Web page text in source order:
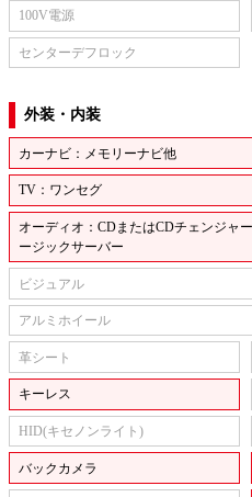
100V電源
センターデフロック
外装・内装
カーナビ：メモリーナビ他
TV：ワンセグ
オーディオ：CDまたはCDチェンジャ
ージックサーバー
ビジュアル
アルミホイール
革シート
キーレス
HID(キセノンライト)
バックカメラ